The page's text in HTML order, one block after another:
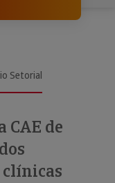
Setorial
CAE de